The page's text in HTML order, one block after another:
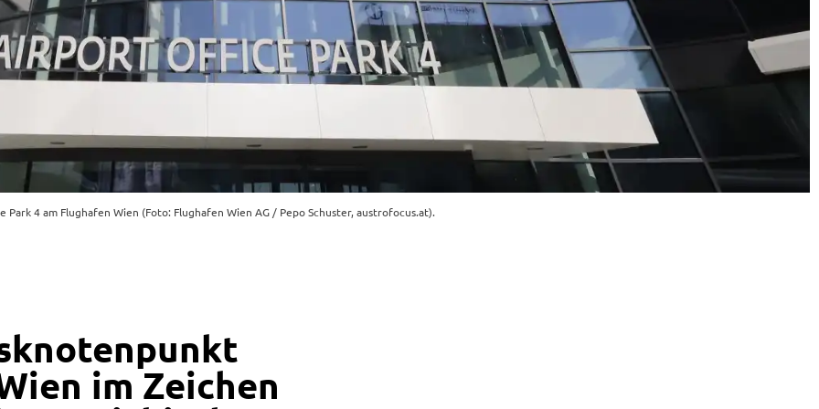
Park 4 am Flughafen Wien (Foto: Flughafen Wien AG / Pepo Schuster, austrofocus.at).
im Zeichen